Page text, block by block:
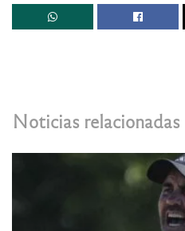
Noticias relacionadas